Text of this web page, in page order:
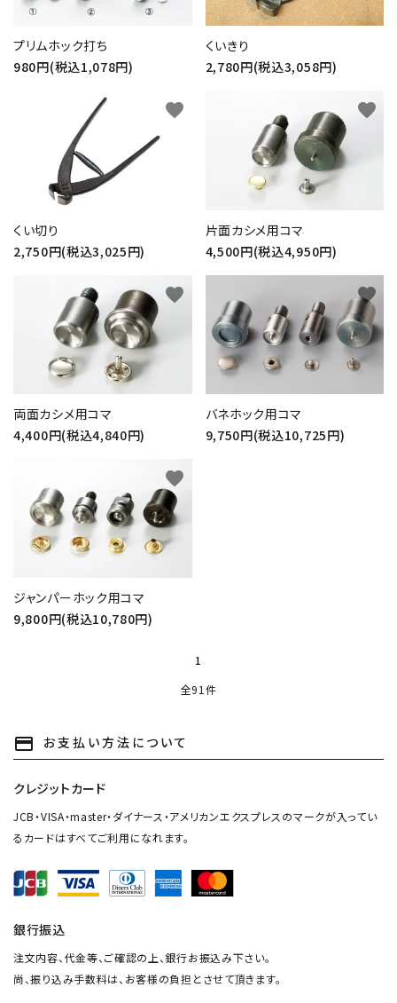
プリムホック打ち
980円(税込1,078円)
くいきり
2,780円(税込3,058円)
くい切り
2,750円(税込3,025円)
favorite
片面カシメ用コマ
4,500円(税込4,950円)
favorite
両面カシメ用コマ
4,400円(税込4,840円)
favorite
バネホック用コマ
9,750円(税込10,725円)
favorite
ジャンパーホック用コマ
9,800円(税込10,780円)
favorite
1
全91件
payment お支払い方法について
クレジットカード
JCB・VISA・master・ダイナース・アメリカンエクスプレスのマークが入ってい
るカードはすべてご利用になれます。
銀行振込
注文内容、代金等、ご確認の上、銀行お振込み下さい。
尚、振り込み手数料は、お客様の負担とさせて頂きます。